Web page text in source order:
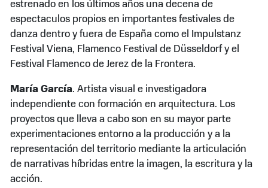
estrenado en los últimos años una decena de
espectaculos propios en importantes festivales de
danza dentro y fuera de España como el Impulstanz
Festival Viena, Flamenco Festival de Düsseldorf y el
Festival Flamenco de Jerez de la Frontera.
María García. Artista visual e investigadora
independiente con formación en arquitectura. Los
proyectos que lleva a cabo son en su mayor parte
experimentaciones entorno a la producción y a la
representación del territorio mediante la articulación
de narrativas híbridas entre la imagen, la escritura y la
acción.